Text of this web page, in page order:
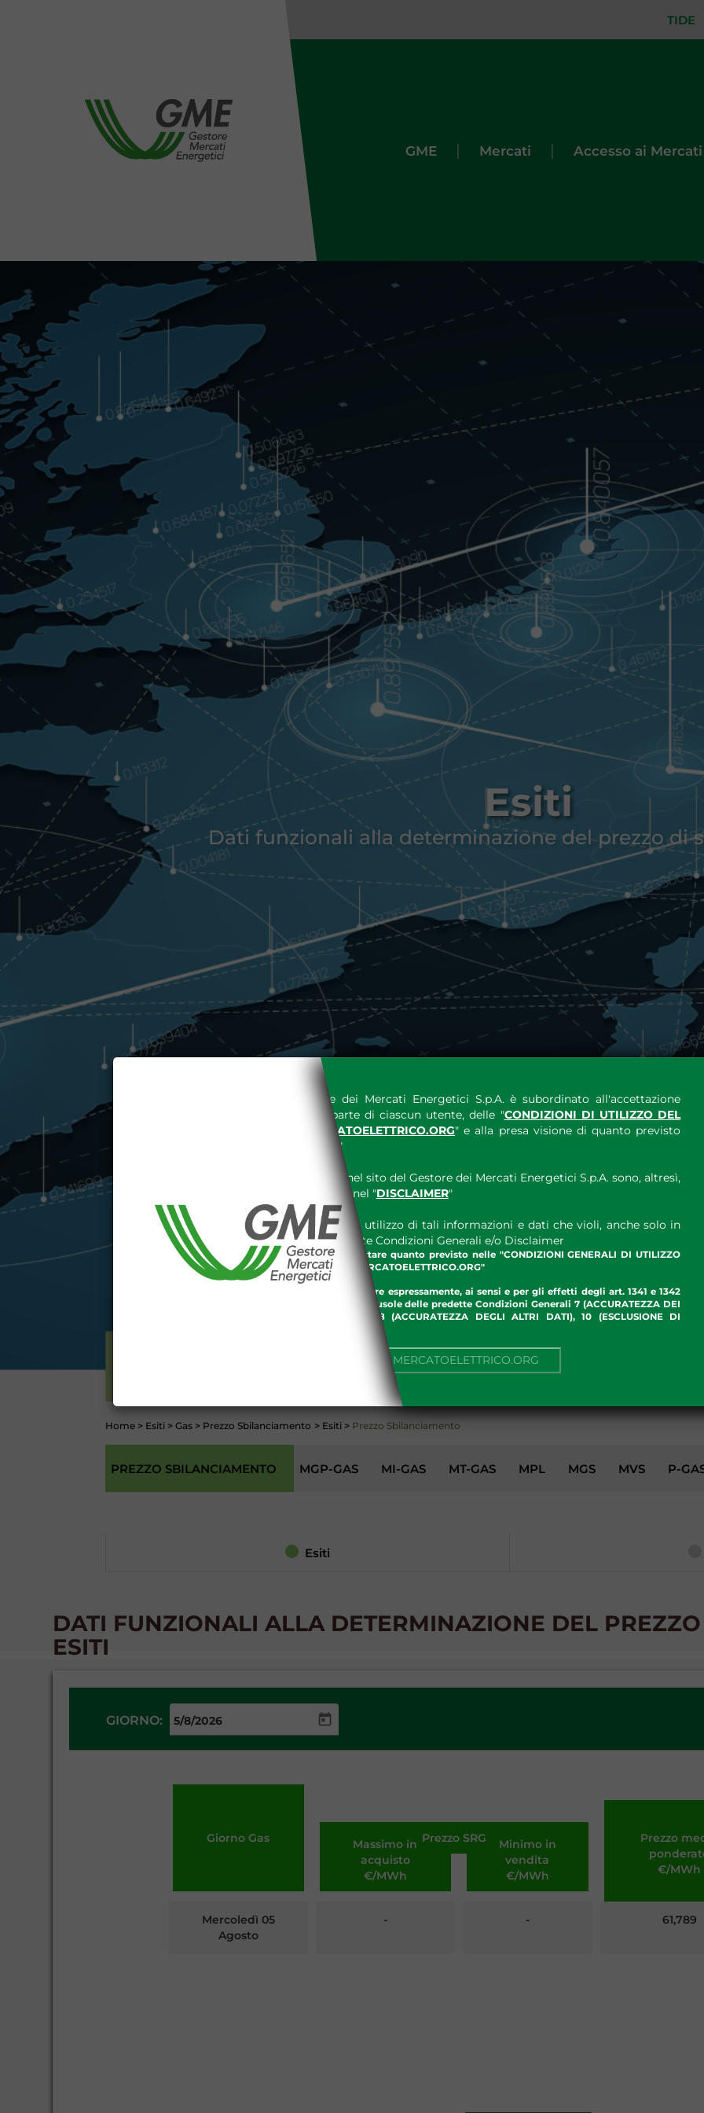
L'accesso al sito del Gestore dei Mercati Energetici S.p.A. è subordinato all'accettazione
espressa e senza riserve, da parte di ciascun utente, delle "CONDIZIONI DI UTILIZZO DEL
SITO INTERNET WWW.MERCATOELETTRICO.ORG" e alla presa visione di quanto previsto
"
Le informazioni e i dati presenti nel sito del Gestore dei Mercati Energetici S.p.A. sono, altresì,
tutelati secondo quanto previsto nel "DISCLAIMER"
E' espressamente vietato qualsiasi utilizzo di tali informazioni e dati che violi, anche solo in
parte, quanto previsto nelle suddette Condizioni Generali e/o Disclaimer
Dichiaro di conoscere e accettare quanto previsto nelle "CONDIZIONI GENERALI DI UTILIZZO
DEL SITO INTERNET WWW.MERCATOELETTRICO.ORG"
Dichiaro di conoscere e accettare espressamente, ai sensi e per gli effetti degli art. 1341 e 1342
del codice civile, le seguenti clausole delle predette Condizioni Generali 7 (ACCURATEZZA DEI
DATI PUBBLICATI DAL GME), 8 (ACCURATEZZA DEGLI ALTRI DATI), 10 (ESCLUSIONE DI
CONTINUA SU MERCATOELETTRICO.ORG
TIDE
GME | Mercati | Accesso ai Mercati
Esiti
Dati funzionali alla determinazione del prezzo di
AMBIENTE
Home > Esiti > Gas > Prezzo Sbilanciamento > Esiti > Prezzo Sbilanciamento
PREZZO SBILANCIAMENTO MGP-GAS MI-GAS MT-GAS MPL MGS MVS P-
Esiti
DATI FUNZIONALI ALLA DETERMINAZIONE DEL
ESITI
GIORNO:
Giorno Gas Prezzo SRG
Prezzo
€/MWh
Massimo in
acquisto
€/MWh
Minimo in
vendita
€/MWh
Mercoledì 05
Agosto
- - 61,789